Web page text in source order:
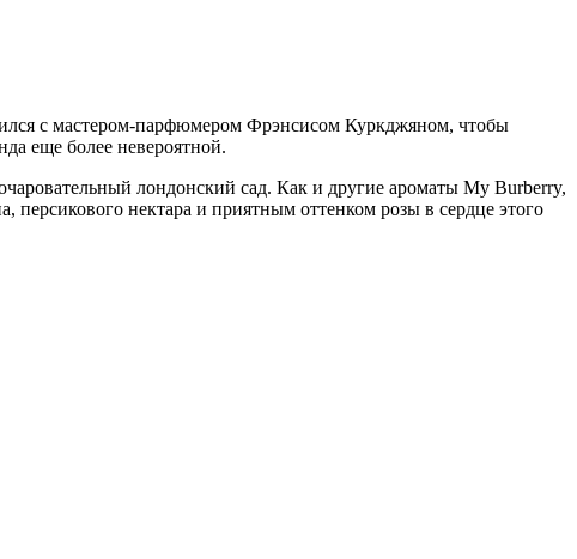
с мастером-парфюмером Фрэнсисом Куркджяном, чтобы
еще более невероятной.
лондонский сад. Как и другие ароматы My Burberry,
нектара и приятным оттенком розы в сердце этого